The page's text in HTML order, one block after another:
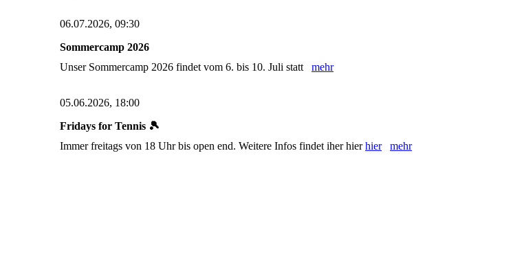
06.07.2026, 09:30
Sommercamp 2026
Unser Sommercamp 2026 findet vom 6. bis 10. Juli statt mehr
05.06.2026, 18:00
Fridays for Tennis 🎾
Immer freitags von 18 Uhr bis open end. Weitere Infos findet iher hierhier mehr